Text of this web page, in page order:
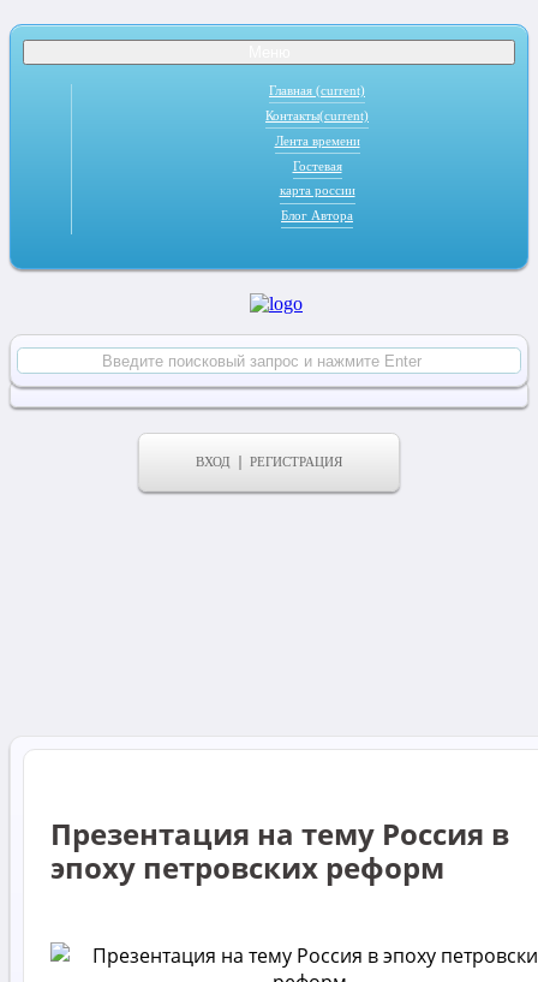
Главная (current)
Контакты(current)
Лента времени
Гостевая
карта россии
Блог Автора
ВХОД РЕГИСТРАЦИЯ
Презентация на тему Россия в
эпоху петровских реформ